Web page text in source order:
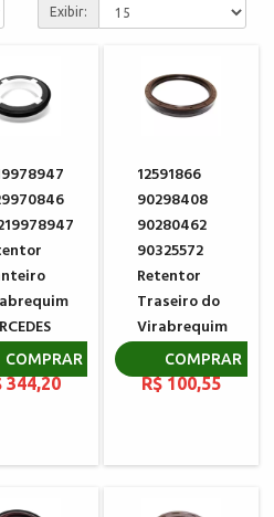
Exibir:
344,20
COMPRAR
12591866
90298408
90280462
90325572
Retentor
Traseiro do
Virabrequim
R$ 100,55
COMPRAR